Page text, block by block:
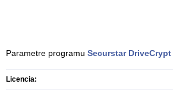
Parametre programu Securstar DriveCrypt
Licencia: